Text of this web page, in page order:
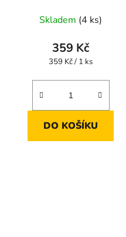
Skladem (4 ks)
359 Kč
Měrná
359 Kč / 1 ks
DO KOŠÍKU